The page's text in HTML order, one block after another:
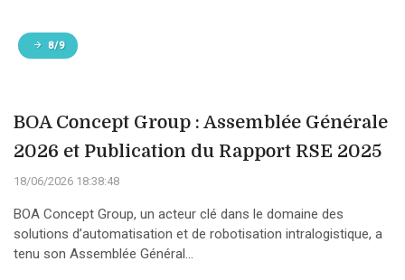
8/9
BOA Concept Group : Assemblée Générale
2026 et Publication du Rapport RSE 2025
18/06/2026 18:38:48
BOA Concept Group, un acteur clé dans le domaine des
solutions d’automatisation et de robotisation intralogistique, a
tenu son Assemblée Général...